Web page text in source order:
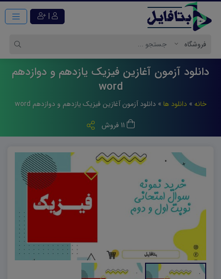
|
دانلود آزمون آغازین فیزیک یازدهم و دوازدهم
word
خانه »دانلود ها »دانلود آزمون آغازین فیزیک یازدهم و دوازدهم word